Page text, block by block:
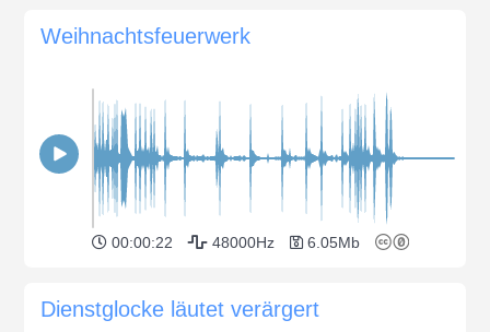
Weihnachtsfeuerwerk
00:00:22 48000Hz 6.05Mb
Dienstglocke läutet verärgert